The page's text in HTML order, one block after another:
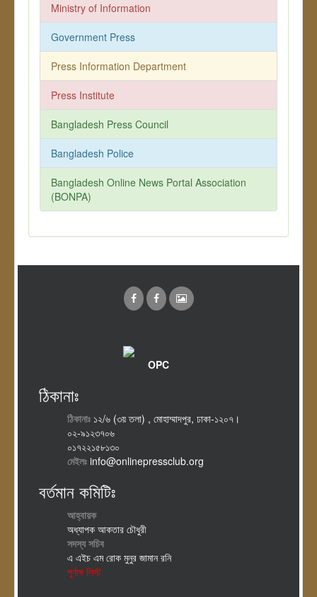
Ministry of Information
Government Press
Press Information Department
Press Institute
Bangladesh Press Council
Bangladesh Police
Bangladesh Online News Portal Association
(BONPA)
OPC
ঠিকানাঃ
ঠিকানাঃ ১২/৬ (৩য় তলা) , মোহাম্মাদপুর, ঢাকা-১২০৭।
০২-৯১২৩৭০৬
০১৭২২১৫৮১৩০
মেইলঃ info@onlinepressclub.org
বর্তমান কমিটিঃ
আহ্বায়ক
অধ্যাপক আকতার চৌধুরী
সদস্য সচিব
এ এইচ এম রোক মুনুর জামান রনি
পুর্নাঙ্গ লিস্ট